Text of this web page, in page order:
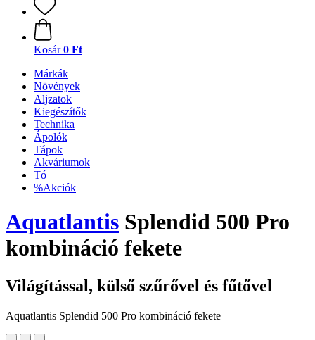
Kosár 0 Ft
Márkák
Növények
Aljzatok
Kiegészítők
Technika
Ápolók
Tápok
Akváriumok
Tó
%Akciók
Aquatlantis Splendid 500 Pro
kombináció fekete
Világítással, külső szűrővel és fűtővel
Aquatlantis Splendid 500 Pro kombináció fekete